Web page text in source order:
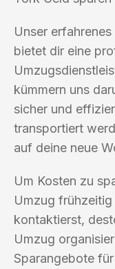
Unser
bietet dir eine
kümmern uns
sicher und
transportiert
auf deine neue
Um Kosten zu
Umzug
kontaktierst,
Umzug
Sparangebote